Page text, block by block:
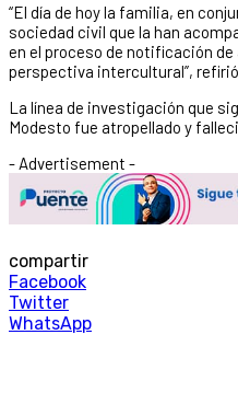
“El día de hoy la familia, en
sociedad civil que la han
en el proceso de notificación
perspectiva intercultural”,
La línea de investigación que
Modesto fue atropellado y
- Advertisement -
compartir
Facebook
Twitter
WhatsApp